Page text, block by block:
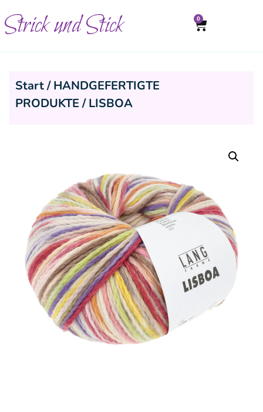
Strick und Stick 0
Start/HANDGEFERTIGTE
PRODUKTE/ LISBOA